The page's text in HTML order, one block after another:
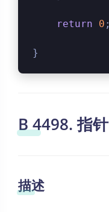
return 0 ;
}
B 4498. 指针
描述